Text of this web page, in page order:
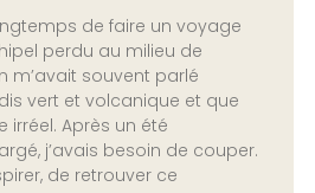
de faire un voyage
perdu au milieu de
m’avait souvent parlé
vert et volcanique et que
irréel. Après un été
j’avais besoin de couper.
de retrouver ce